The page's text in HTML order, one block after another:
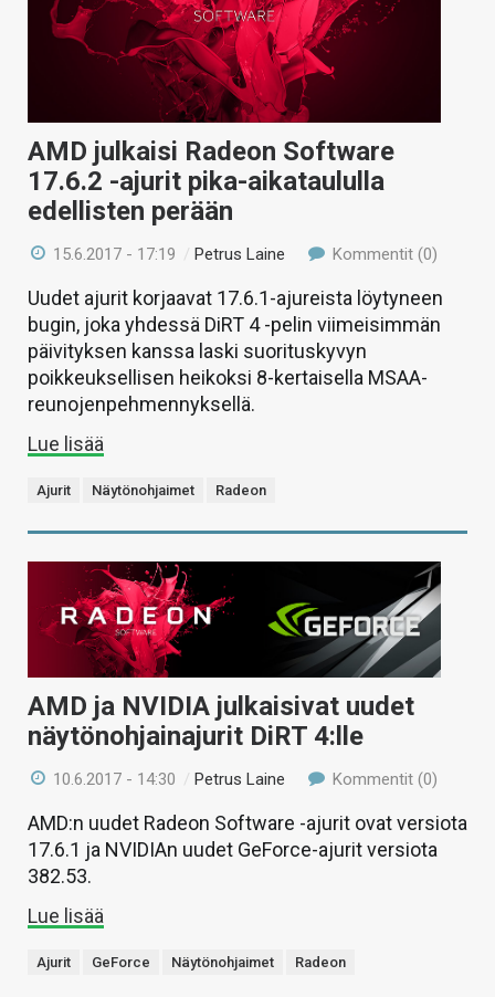
AMD julkaisi Radeon Software
17.6.2 -ajurit pika-aikataululla
edellisten perään
15.6.2017 - 17:19 /Petrus Laine Kommentit (0)
Uudet ajurit korjaavat 17.6.1-ajureista löytyneen
bugin, joka yhdessä DiRT 4 -pelin viimeisimmän
päivityksen kanssa laski suorituskyvyn
poikkeuksellisen heikoksi 8-kertaisella MSAA-
reunojenpehmennyksellä.
Lue lisää
Ajurit Näytönohjaimet Radeon
AMD ja NVIDIA julkaisivat uudet
näytönohjainajurit DiRT 4:lle
10.6.2017 - 14:30 /Petrus Laine Kommentit (0)
AMD:n uudet Radeon Software -ajurit ovat versiota
17.6.1 ja NVIDIAn uudet GeForce-ajurit versiota
382.53.
Lue lisää
Ajurit GeForce Näytönohjaimet Radeon